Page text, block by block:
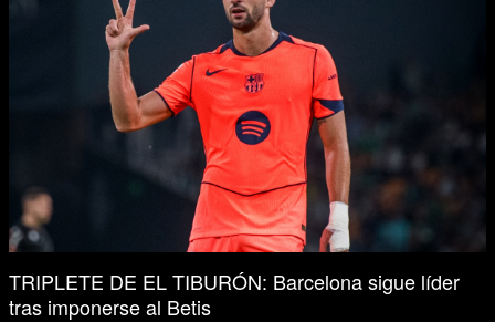
TRIPLETE DE EL TIBURÓN: Barcelona sigue líder
tras imponerse al Betis